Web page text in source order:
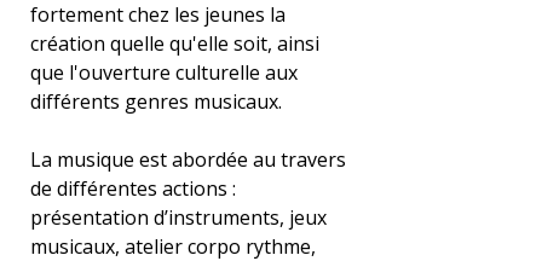
fortement chez les jeunes la
création quelle qu'elle soit, ainsi
que l'ouverture culturelle aux
différents genres musicaux.
La musique est abordée au travers
de différentes actions :
présentation d’instruments, jeux
musicaux, atelier corpo rythme,